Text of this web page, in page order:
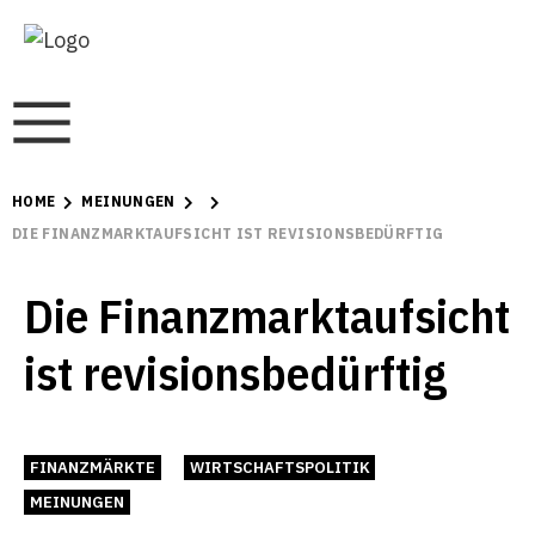
HOME
MEINUNGEN
DIE FINANZMARKTAUFSICHT IST REVISIONSBEDÜRFTIG
Die Finanzmarktaufsicht
ist revisionsbedürftig
FINANZMÄRKTE
WIRTSCHAFTSPOLITIK
MEINUNGEN